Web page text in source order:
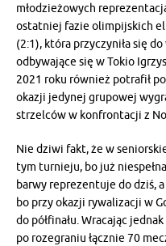
młodzieżowych
ostatniej fazie olimpijskich
(2:1), która przyczyniła się
odbywające się w Tokio
2021 roku również potrafił
okazji jedynej grupowej
strzelców w konfrontacji z
Nie dziwi fakt, że w
tym turnieju, bo już
barwy reprezentuje do dziś,
bo przy okazji rywalizacji w
do półfinału. Wracając
po rozegraniu łącznie 70